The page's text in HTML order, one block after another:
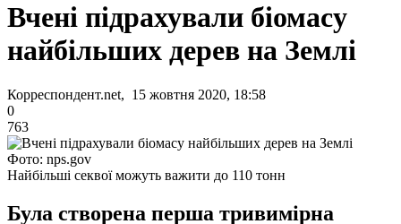
Вчені підрахували біомасу
найбільших дерев на Землі
Корреспондент.net, 15 жовтня 2020, 18:58
0
763
Фото: nps.gov
Найбільші секвої можуть важити до 110 тонн
Була створена перша тривимірна